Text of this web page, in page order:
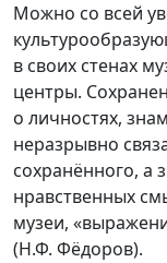
Можно со всей
в своих стенах
центры.
о личностях,
неразрывно
сохранённого, а
нравственных
музеи,
(Н.Ф. Фёдоров).